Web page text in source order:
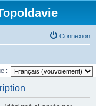
Connexion
: